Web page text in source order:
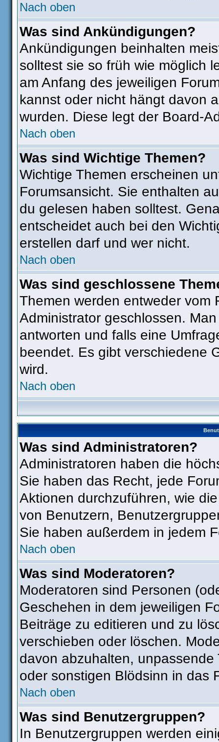
Nach oben
Was sind Ankündigungen?
Ankündigungen beinhalten
solltest sie so früh wie möglich
am Anfang des jeweiligen
kannst oder nicht hängt davon
wurden. Diese legt der Board-
Nach oben
Was sind Wichtige Themen?
Wichtige Themen erscheinen
Forumsansicht. Sie enthalten
du gelesen haben solltest.
entscheidet auch bei den
erstellen darf und wer nicht.
Nach oben
Was sind geschlossene
Themen werden entweder vom
Administrator geschlossen.
antworten und falls eine
beendet. Es gibt verschiedene
wird.
Nach oben
Was sind Administratoren?
Administratoren haben die
Sie haben das Recht, jede
Aktionen durchzuführen, wie
von Benutzern,
Sie haben außerdem in jedem
Nach oben
Was sind Moderatoren?
Moderatoren sind Personen
Geschehen in dem jeweiligen
Beiträge zu editieren und zu
verschieben oder löschen.
davon abzuhalten,
oder sonstigen Blödsinn in das
Nach oben
Was sind Benutzergruppen?
In Benutzergruppen werden